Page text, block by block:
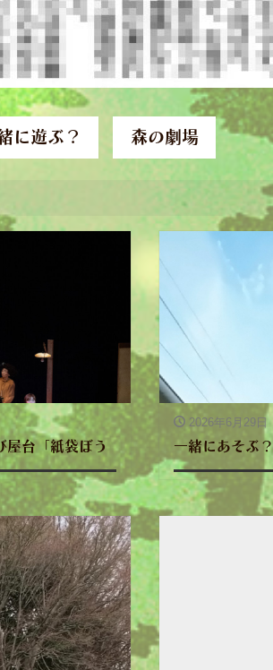
に遊ぶ？ 森の劇場
屋台「紙袋ぼう
2026年6月29日
一緒にあそぶ